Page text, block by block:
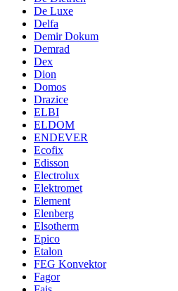
De Luxe
Delfa
Demir Dokum
Demrad
Dex
Dion
Domos
Drazice
ELBI
ELDOM
ENDEVER
Ecofix
Edisson
Electrolux
Elektromet
Element
Elenberg
Elsotherm
Epico
Etalon
FEG Konvektor
Fagor